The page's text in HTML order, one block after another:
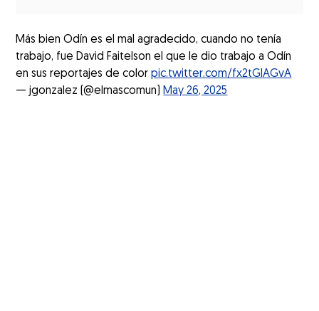
Más bien Odín es el mal agradecido, cuando no tenía
trabajo, fue David Faitelson el que le dio trabajo a Odín
en sus reportajes de colorpic.twitter.com/fx2tGlAGvA
— jgonzalez (@elmascomun) May 26, 2025